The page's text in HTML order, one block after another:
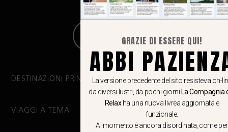
e notizie!
CLICCA QUI
DESTINAZIONI PRINCIPALI
VIAGGI A TEMA
GRAZIE DI ESSERE QUI!
ABBI
La versione precedente del sito resisteva on-
da diversi lustri, da pochi giorni La Compagnia
Relaxha una nuova livrea aggiornata e
funzionale.
Al momento è ancora disordinata, come per